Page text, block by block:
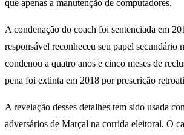
que apenas a manutenção de computadores.
A condenação do coach foi sentenciada em
responsável reconheceu seu papel secundário
condenou a quatro anos e cinco meses de
pena foi extinta em 2018 por prescrição
A revelação desses detalhes tem sido usada
adversários de Marçal na corrida eleitoral. O